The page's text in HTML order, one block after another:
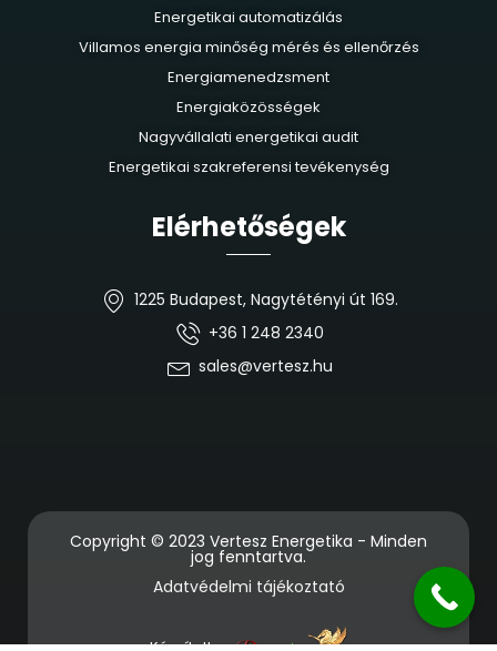
Energetikai automatizálás
Villamos energia minőség mérés és ellenőrzés
Energiamenedzsment
Energiaközösségek
Nagyvállalati energetikai audit
Energetikai szakreferensi tevékenység
Elérhetőségek
1225 Budapest, Nagytétényi út 169.
+36 1 248 2340
sales@vertesz.hu
Copyright © 2023 Vertesz Energetika - Minden
jog fenntartva.
Adatvédelmi tájékoztató
Készítette: